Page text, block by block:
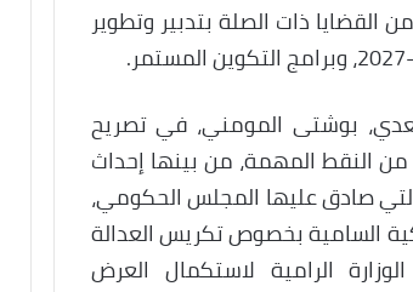
ذات الصلة بتدبير وتطوير
بوشتى المومني، في تصريح
من النقط المهمة، من بينها إحداث
صادق عليها المجلس الحكومي،
السامية بخصوص تكريس العدالة
الرامية لاستكمال العرض